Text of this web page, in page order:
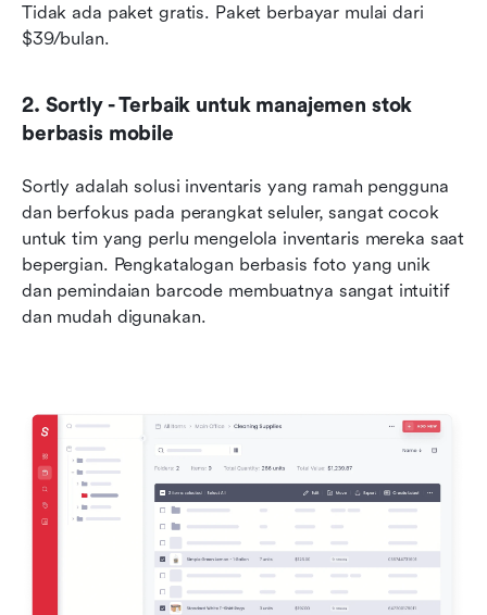
Tidak ada paket gratis. Paket berbayar mulai dari
$39/bulan.
2. Sortly - Terbaik untuk manajemen stok
berbasis mobile
Sortly adalah solusi inventaris yang ramah pengguna
dan berfokus pada perangkat seluler, sangat cocok
untuk tim yang perlu mengelola inventaris mereka saat
bepergian. Pengkatalogan berbasis foto yang unik
dan pemindaian barcode membuatnya sangat intuitif
dan mudah digunakan.